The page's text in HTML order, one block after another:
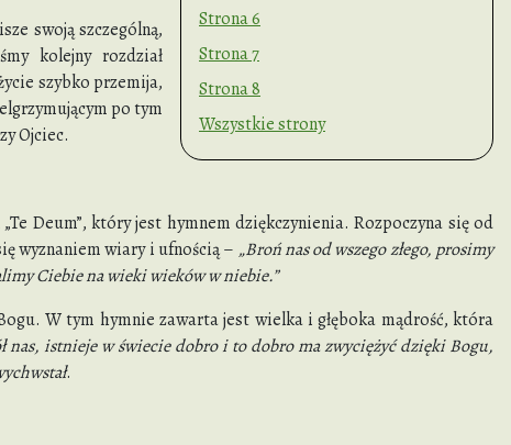
Strona 6
Strona 7
Strona 8
Wszystkie strony
swoją szczególną,
kolejny rozdział
szybko przemija,
po tym
Ojciec.
Deum”, który jest hymnem dziękczynienia. Rozpoczyna się od
wyznaniem wiary i ufnością – „Broń nas od wszego złego, prosimy
Ciebie na wieki wieków w niebie.”
W tym hymnie zawarta jest wielka i głęboka mądrość, która
nas, istnieje w świecie dobro i to dobro ma zwyciężyć dzięki Bogu,
.